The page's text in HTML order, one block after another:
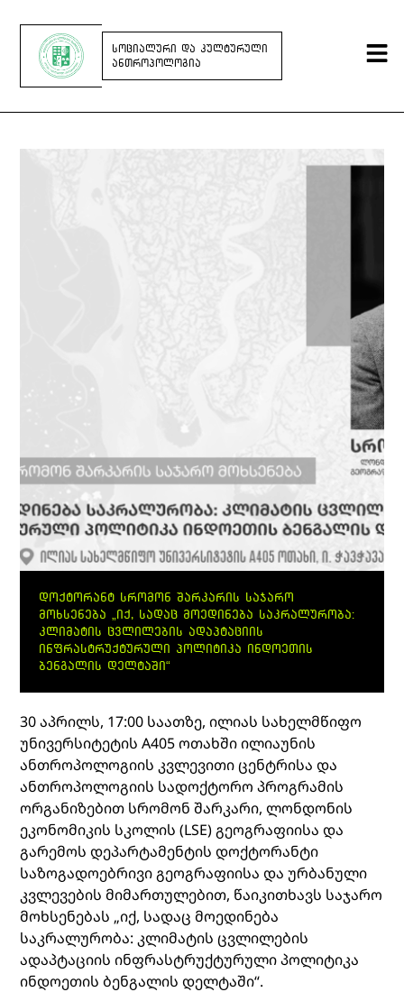
ᲡᲝᲪᲘᲐᲚᲣᲠᲘ ᲓᲐ ᲙᲣᲚᲢᲣᲠᲣᲚᲘ
ᲐᲜᲗᲠᲝᲞᲝᲚᲝᲒᲘᲐ
ᲓᲝᲥᲢᲝᲠᲐᲜᲢ ᲡᲠᲝᲛᲝᲜ ᲨᲐᲠᲙᲐᲠᲘᲡ ᲡᲐᲯᲐᲠᲝ
ᲛᲝᲮᲡᲔᲜᲔᲑᲐ „ᲘᲥ, ᲡᲐᲓᲐᲪ ᲛᲝᲔᲓᲘᲜᲔᲑᲐ ᲡᲐᲙᲠᲐᲚᲣᲠᲝᲑᲐ:
ᲙᲚᲘᲛᲐᲢᲘᲡ ᲪᲕᲚᲘᲚᲔᲑᲘᲡ ᲐᲓᲐᲞᲢᲐᲪᲘᲘᲡ
ᲘᲜᲤᲠᲐᲡᲢᲠᲣᲥᲢᲣᲠᲣᲚᲘ ᲞᲝᲚᲘᲢᲘᲙᲐ ᲘᲜᲓᲝᲔᲗᲘᲡ
ᲑᲔᲜᲒᲐᲚᲘᲡ ᲓᲔᲚᲢᲐᲨᲘ“
30 აპრილს, 17:00 საათზე, ილიას სახელმწიფო
უნივერსიტეტის A405 ოთახში ილიაუნის
ანთროპოლოგიის კვლევითი ცენტრისა და
ანთროპოლოგიის სადოქტორო პროგრამის
ორგანიზებით სრომონ შარკარი, ლონდონის
ეკონომიკის სკოლის (LSE) გეოგრაფიისა და
გარემოს დეპარტამენტის დოქტორანტი
საზოგადოებრივი გეოგრაფიისა და ურბანული
კვლევების მიმართულებით, წაიკითხავს საჯარო
მოხსენებას „იქ, სადაც მოედინება
საკრალურობა: კლიმატის ცვლილების
ადაპტაციის ინფრასტრუქტურული პოლიტიკა
ინდოეთის ბენგალის დელტაში“.